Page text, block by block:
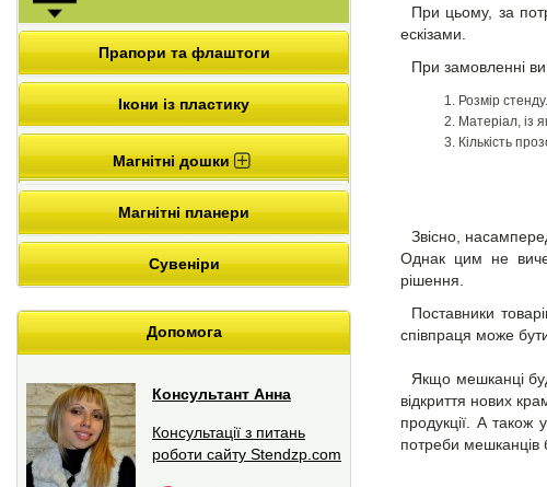
Прапори та флаштоги
Ікони із пластику
Магнітні дошки
Магнітні планери
Сувеніри
Допомога
Консультант Анна
Консультації з питань
роботи сайту Stendzp.com
При цьому, за
ескізами.
При замовленні
Розмір стенду.
Матеріал, із
Кількість
Звісно,
Однак цим не
рішення.
Поставники
співпраця може
Якщо мешканці
відкриття нових
продукції. А також
потреби мешканців